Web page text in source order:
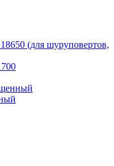
(для шуруповертов,